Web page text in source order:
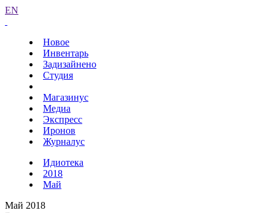
EN
Новое
Инвентарь
Задизайнено
Студия
Магазинус
Медиа
Экспресс
Иронов
Журналус
Идиотека
2018
Май
Май 2018